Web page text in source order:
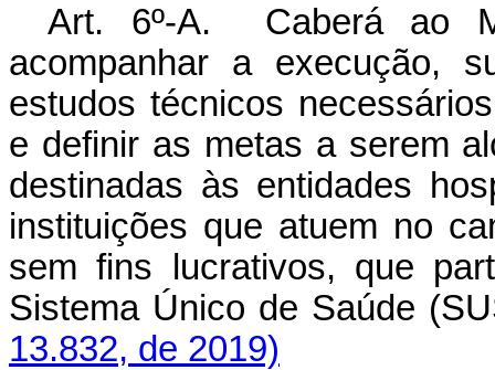
Art. 6º-A. Caberá ao
acompanhar a execução,
estudos técnicos
e definir as metas a serem
destinadas às entidades
instituições que atuem no
sem fins lucrativos, que
Sistema Único de
13.832, de 2019)